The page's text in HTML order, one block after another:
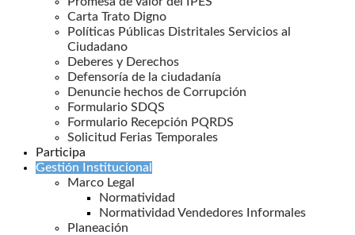
Carta Trato Digno
Políticas Públicas Distritales Servicios al
Ciudadano
Deberes y Derechos
Defensoría de la ciudadanía
Denuncie hechos de Corrupción
Formulario SDQS
Formulario Recepción PQRDS
Solicitud Ferias Temporales
Participa
Gestión Institucional
Marco Legal
Normatividad
Normatividad Vendedores Informales
Planeación